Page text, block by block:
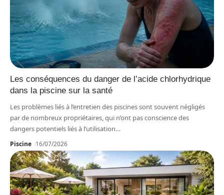
Les conséquences du danger de l’acide chlorhydrique
dans la piscine sur la santé
Les problèmes liés à l’entretien des piscines sont souvent négligés
par de nombreux propriétaires, qui n’ont pas conscience des
dangers potentiels liés à l’utilisation…
Piscine 16/07/2026